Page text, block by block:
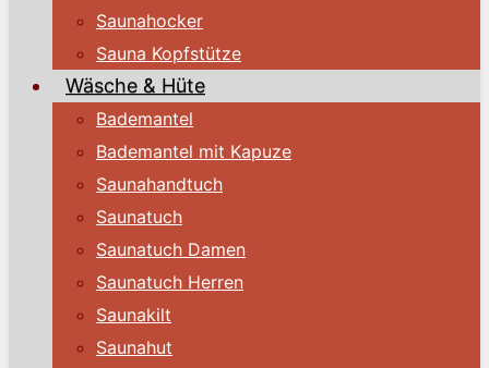
Saunahocker
Sauna Kopfstütze
Wäsche & Hüte
Bademantel
Bademantel mit Kapuze
Saunahandtuch
Saunatuch
Saunatuch Damen
Saunatuch Herren
Saunakilt
Saunahut